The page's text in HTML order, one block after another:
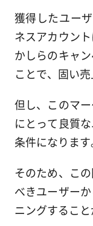
獲得したユー
ネスアカウン
かしらのキャ
ことで、固い
但し、このマ
にとって良質
条件になります
そのため、こ
べきユーザー
ニングすること